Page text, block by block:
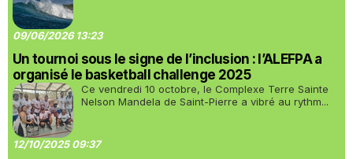
09/06/2026 13:23
Un tournoi sous le signe de l’inclusion : l’ALEFPA a
organisé le basketball challenge 2025
Ce vendredi 10 octobre, le Complexe Terre Sainte
Nelson Mandela de Saint-Pierre a vibré au rythm...
12/10/2025 09:37